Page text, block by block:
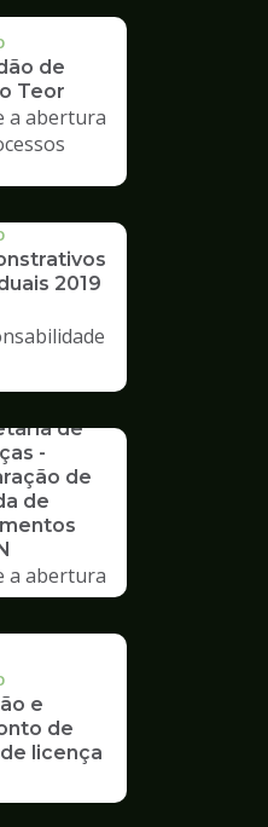
de
Teor
a abertura
2019
de
-
de
de
a abertura
no
e
de
licença